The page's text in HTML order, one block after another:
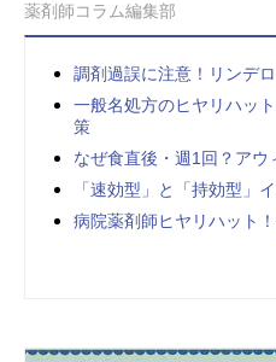
薬剤師コラム編集部
調剤過誤に注意！リンデ
一般名処方のヒヤリハッ
策
なぜ食直後・週1回？アウ
「速効型」と「持効型」
病院薬剤師ヒヤリハット